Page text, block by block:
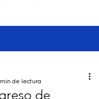
de
de lectura